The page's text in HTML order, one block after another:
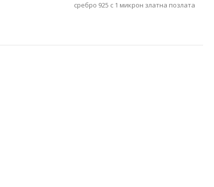
сребро 925 с 1 микрон златна позлата